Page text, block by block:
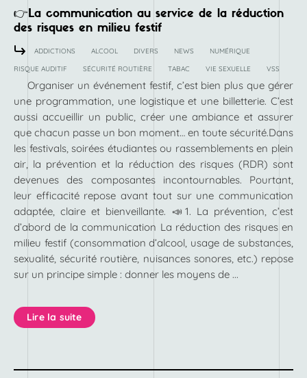
👉La communication au service de la réduction
des risques en milieu festif
ADDICTIONS ALCOOL DIVERS NEWS
NUMÉRIQUE
RISQUE AUDITIF
SÉCURITÉ ROUTIÈRE TABAC VIE SEXUELLE VSS
Organiser un événement festif, c’est bien plus que gérer
une programmation, une logistique et une billetterie. C’est
aussi accueillir un public, créer une ambiance et assurer
que chacun passe un bon moment… en toute sécurité.Dans
les festivals, soirées étudiantes ou rassemblements en plein
air, la prévention et la réduction des risques (RDR) sont
devenues des composantes incontournables. Pourtant,
leur efficacité repose avant tout sur une communication
adaptée, claire et bienveillante. 📣1. La prévention, c’est
d’abord de la communication La réduction des risques en
milieu festif (consommation d’alcool, usage de substances,
sexualité, sécurité routière, nuisances sonores, etc.) repose
sur un principe simple : donner les moyens de ...
Lire la suite